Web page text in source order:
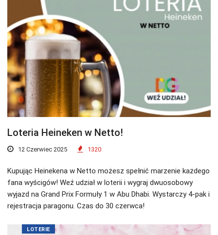
Loteria Heineken w Netto!
12 Czerwiec 2025 1320
Kupując Heinekena w Netto możesz spełnić marzenie każdego
fana wyścigów! Weź udział w loterii i wygraj dwuosobowy
wyjazd na Grand Prix Formuły 1 w Abu Dhabi. Wystarczy 4-pak i
rejestracja paragonu. Czas do 30 czerwca!
LOTERIE